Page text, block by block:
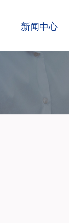
新闻中心